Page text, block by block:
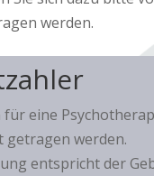
werden.
für eine
getragen werden.
entspricht der